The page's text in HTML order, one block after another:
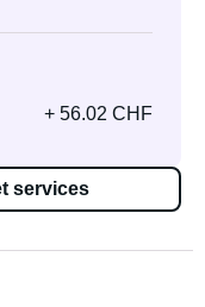
+ 56.02 CHF
services